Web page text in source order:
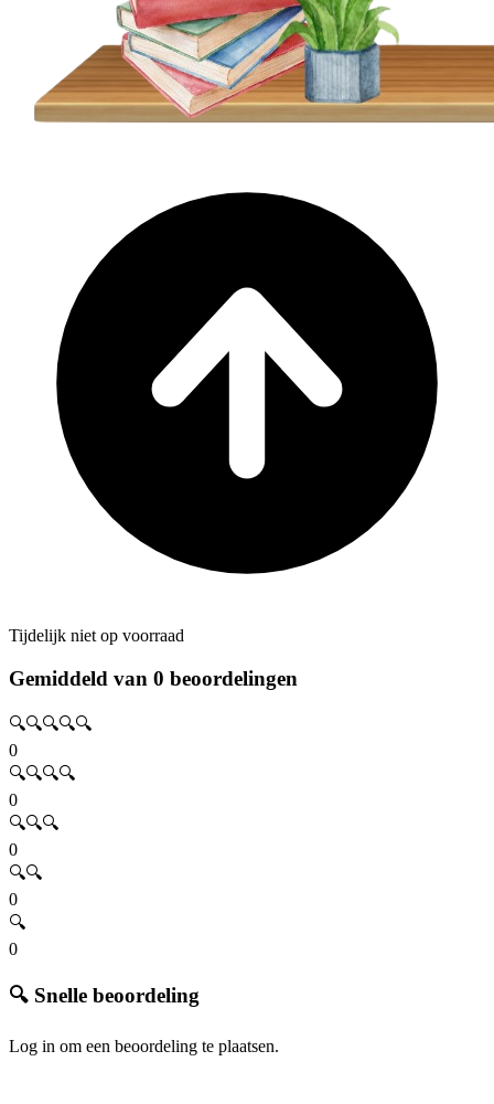
Tijdelijk niet op voorraad
Gemiddeld van 0 beoordelingen
🔍🔍🔍🔍🔍
0
🔍🔍🔍🔍
0
🔍🔍🔍
0
🔍🔍
0
🔍
0
🔍 Snelle beoordeling
Log in om een beoordeling te plaatsen.